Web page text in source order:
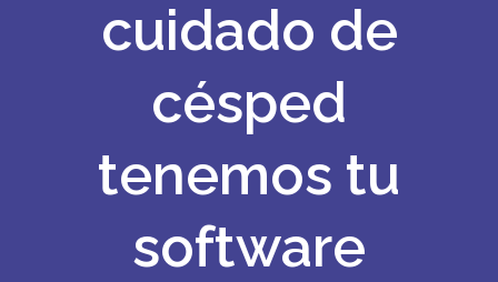
cuidado de
césped
tenemos tu
software